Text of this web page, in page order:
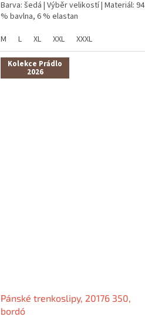
Barva: šedá | Výběr velikostí | Materiál: 94
% bavlna, 6 % elastan
M
L XL XXL XXXL
Kolekce Prádlo
2026
Pánské trenkoslipy, 20176 350,
bordó